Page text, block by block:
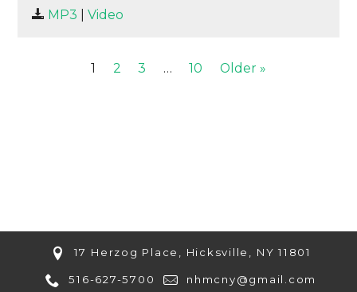
LINKMP3 Video
1 2 3 … 10 Older »
17 Herzog Place, Hicksville, NY 11801
516-627-5700 nhmcny@gmail.com